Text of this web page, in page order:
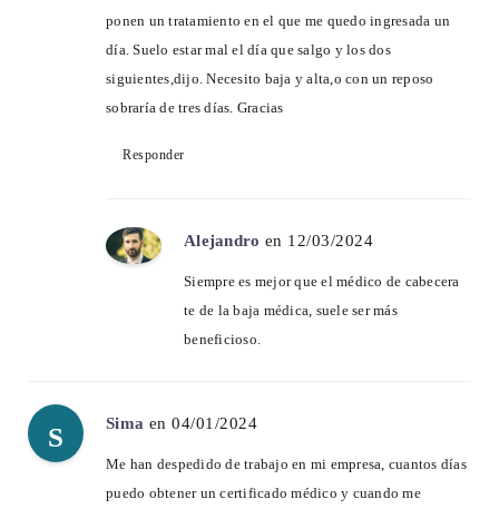
ponen un tratamiento en el que me quedo ingresada un
día. Suelo estar mal el día que salgo y los dos
siguientes,dijo. Necesito baja y alta,o con un reposo
sobraría de tres días. Gracias
Responder
Alejandro en 12/03/2024
Siempre es mejor que el médico de cabecera
te de la baja médica, suele ser más
beneficioso.
S Sima en 04/01/2024
Me han despedido de trabajo en mi empresa, cuantos días
puedo obtener un certificado médico y cuando me